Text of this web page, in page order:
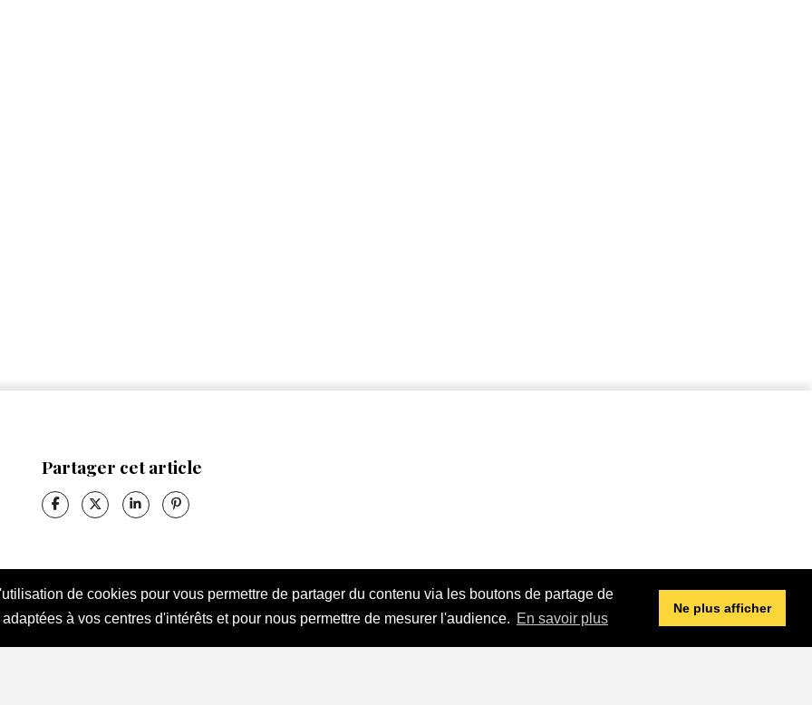
de cookies pour vous permettre de partager du contenu via les boutons de partage de
à vos centres d'intérêts et pour nous permettre de mesurer l'audience. En savoir plus
Ne plus afficher
Partager cet article
m’apporter des informations complémentaires sur l’actualité de Jean-Jacques Goldman,